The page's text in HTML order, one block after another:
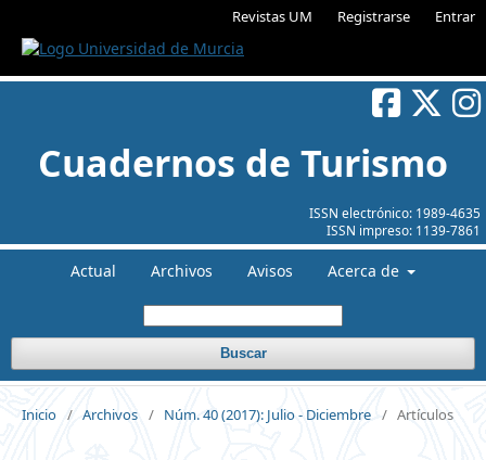
Revistas UM Registrarse Entrar
ISSN electrónico: 1989-4635
ISSN impreso: 1139-7861
Cuadernos de Turismo
Actual Archivos Avisos Acerca de
Buscar
Inicio / Archivos / Núm. 40 (2017): Julio - Diciembre / Artículos